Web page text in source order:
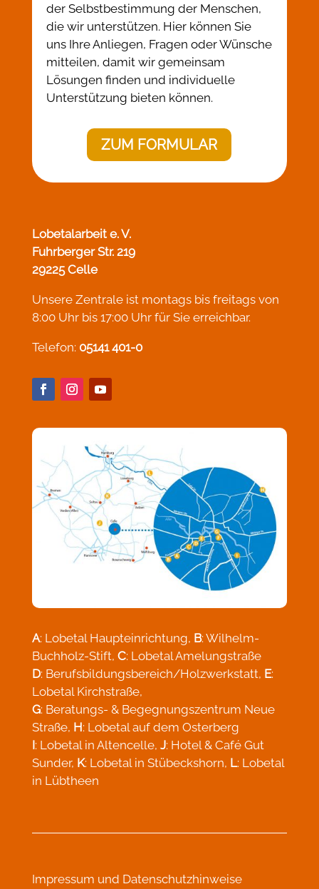
der Selbstbestimmung der Menschen,
die wir unterstützen. Hier können Sie
uns Ihre Anliegen, Fragen oder Wünsche
mitteilen, damit wir gemeinsam
Lösungen finden und individuelle
Unterstützung bieten können.
ZUM FORMULAR
Lobetalarbeit e. V.
Fuhrberger Str. 219
29225 Celle
Unsere Zentrale ist montags bis freitags von
8:00 Uhr bis 17:00 Uhr für Sie erreichbar.
Telefon: 05141 401-0
A: Lobetal Haupteinrichtung, B: Wilhelm-
Buchholz-Stift, C: Lobetal Amelungstraße
D: Berufsbildungsbereich/Holzwerkstatt, E:
Lobetal Kirchstraße,
G: Beratungs- & Begegnungszentrum Neue
Straße, H: Lobetal auf dem Osterberg
I: Lobetal in Altencelle, J: Hotel & Café Gut
Sunder, K: Lobetal in Stübeckshorn, L: Lobetal
in Lübtheen
Impressum und Datenschutzhinweise